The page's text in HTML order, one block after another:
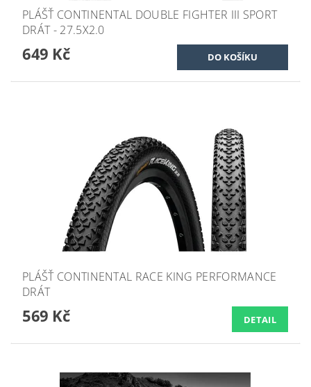
PLÁŠŤ CONTINENTAL DOUBLE FIGHTER III SPORT
DRÁT - 27.5X2.0
649 Kč
PLÁŠŤ CONTINENTAL RACE KING PERFORMANCE
DRÁT
569 Kč DETAIL